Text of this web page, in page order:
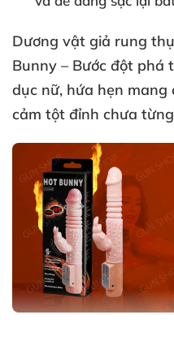
Dương vật giả rung
Bunny – Bước đột phá
dục nữ, hứa hẹn
cảm tột đỉnh chưa